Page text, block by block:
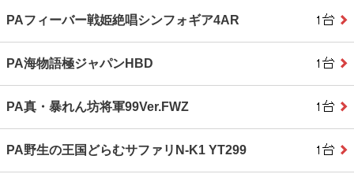
PAフィーバー戦姫絶唱シンフォギア4AR
PA海物語極ジャパンHBD
PA真・暴れん坊将軍99Ver.FWZ
PA野生の王国どらむサファリN-K1 YT299